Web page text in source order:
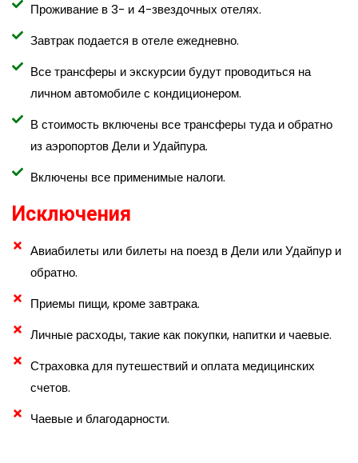
Проживание в 3- и 4-звездочных отелях.
Завтрак подается в отеле ежедневно.
Все трансферы и экскурсии будут проводиться на
личном автомобиле с кондиционером.
В стоимость включены все трансферы туда и обратно
из аэропортов Дели и Удайпура.
Включены все применимые налоги.
Исключения
Авиабилеты или билеты на поезд в Дели или Удайпур и
обратно.
Приемы пищи, кроме завтрака.
Личные расходы, такие как покупки, напитки и чаевые.
Страховка для путешествий и оплата медицинских
счетов.
Чаевые и благодарности.